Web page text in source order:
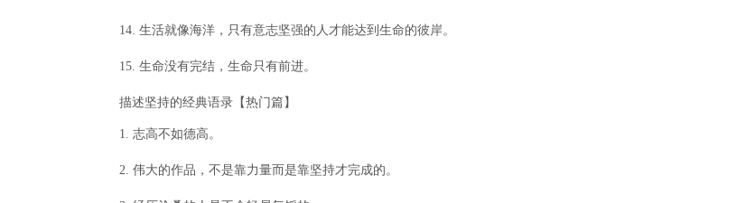
14. 生活就像海洋，只有意志坚强的人才能达到生命的彼岸。
15. 生命没有完结，生命只有前进。
描述坚持的经典语录【热门篇】
1. 志高不如德高。
2. 伟大的作品，不是靠力量而是靠坚持才完成的。